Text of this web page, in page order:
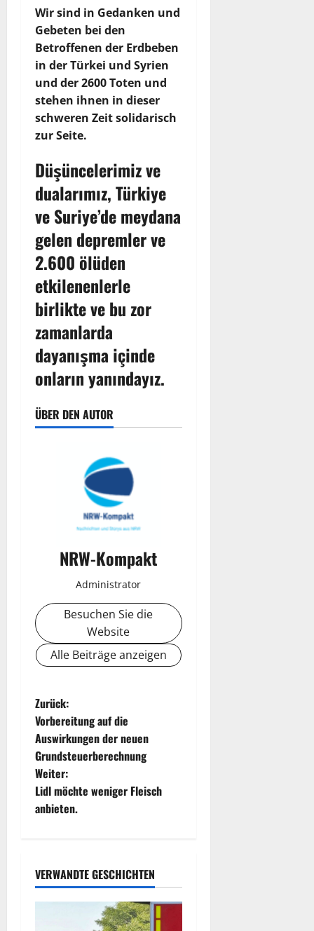
Wir sind in Gedanken und
Gebeten bei den
Betroffenen der Erdbeben
in der Türkei und Syrien
und der 2600 Toten und
stehen ihnen in dieser
schweren Zeit solidarisch
zur Seite.
Düşüncelerimiz ve
dualarımız, Türkiye
ve Suriye’de meydana
gelen depremler ve
2.600 ölüden
etkilenenlerle
birlikte ve bu zor
zamanlarda
dayanışma içinde
onların yanındayız.
ÜBER DEN AUTOR
NRW-Kompakt
Administrator
Besuchen Sie die
Website
Alle Beiträge anzeigen
B
e
i
t
g
Zurück:
Vorbereitung auf die
Auswirkungen der neuen
Grundsteuerberechnung
Weiter:
Lidl möchte weniger Fleisch
anbieten.
VERWANDTE GESCHICHTEN